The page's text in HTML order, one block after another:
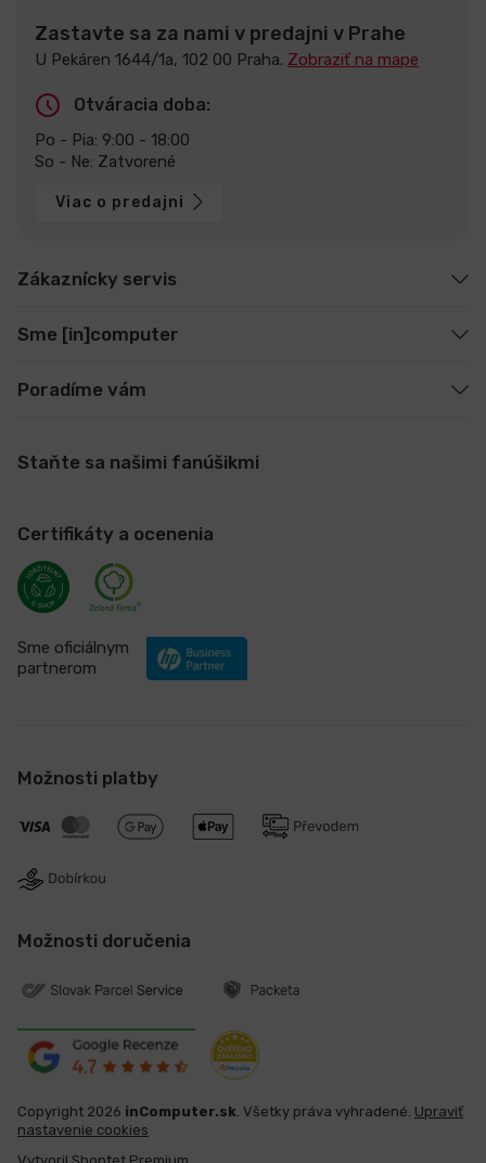
Zastavte sa za nami v predajni v Prahe
U Pekáren 1644/1a, 102 00 Praha. Zobraziť na mape
Otváracia doba:
Po - Pia: 9:00 - 18:00
So - Ne: Zatvorené
Viac o predajni
Zákaznícky servis
Sme [in]computer
Poradíme vám
Staňte sa našimi fanúšikmi
Certifikáty a ocenenia
Sme oficiálnym
partnerom
Možnosti platby
Možnosti doručenia
Copyright 2026 inComputer.sk . Všetky práva vyhradené. Upraviť
nastavenie cookies